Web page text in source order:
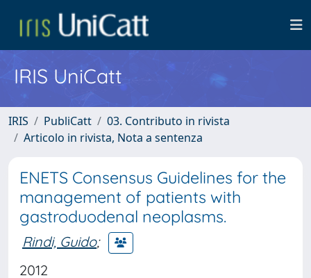
IRIS UniCatt
IRIS PubliCatt
03. Contributo in rivista
Articolo in rivista, Nota a sentenza
ENETS Consensus Guidelines for the
management of patients with
gastroduodenal neoplasms.
Rindi, Guido;
2012